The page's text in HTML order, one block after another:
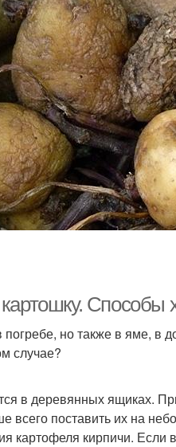
Способы
но также в яме, в
случае?
в деревянных ящиках.
всего поставить их на
картофеля кирпичи. Если